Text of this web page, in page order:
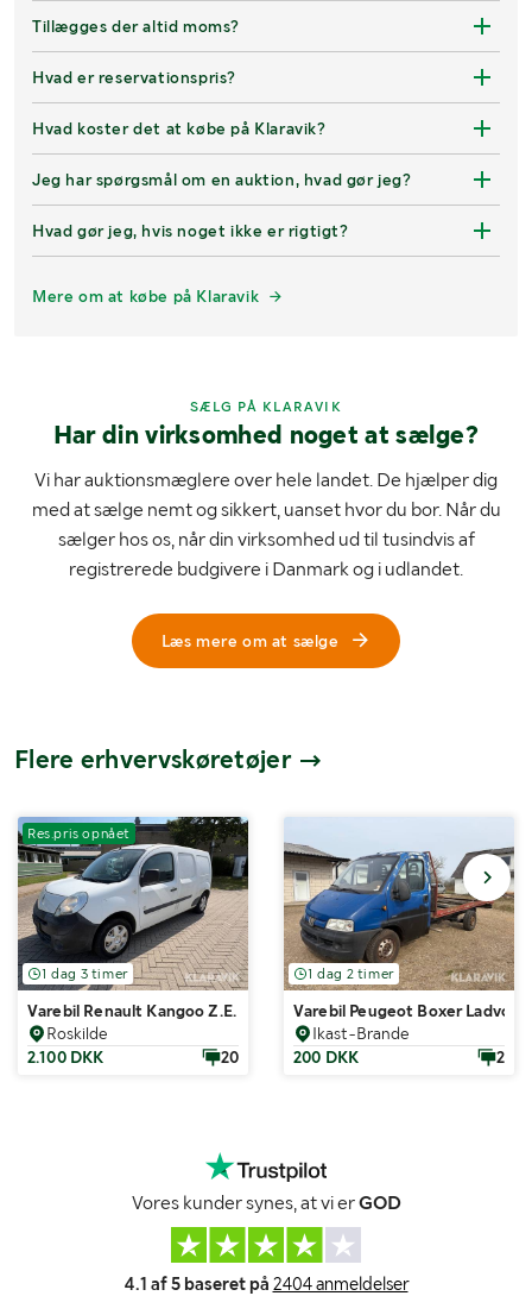
Tillægges der altid moms?
Hvad er reservationspris?
Hvad koster det at købe på Klaravik?
Jeg har spørgsmål om en auktion, hvad gør jeg?
Hvad gør jeg, hvis noget ikke er rigtigt?
Mere om at købe på Klaravik
SÆLG PÅ KLARAVIK
Har din virksomhed noget at sælge?
Vi har auktionsmæglere over hele landet. De hjælper dig
med at sælge nemt og sikkert, uanset hvor du bor. Når du
sælger hos os, når din virksomhed ud til tusindvis af
registrerede budgivere i Danmark og i udlandet.
Læs mere om at sælge
Flere erhvervskøretøjer
Res.pris opnået
1 dag 3 timer
Varebil Renault Kangoo Z.E. Maxi
Roskilde
2.100 DKK
20
1 dag 2 timer
Varebil Peugeot Boxer Ladvogn
Ikast-Brande
200 DKK
2
Vores kunder synes, at vi erGOD
4.1 af 5 baseret på 2404 anmeldelser